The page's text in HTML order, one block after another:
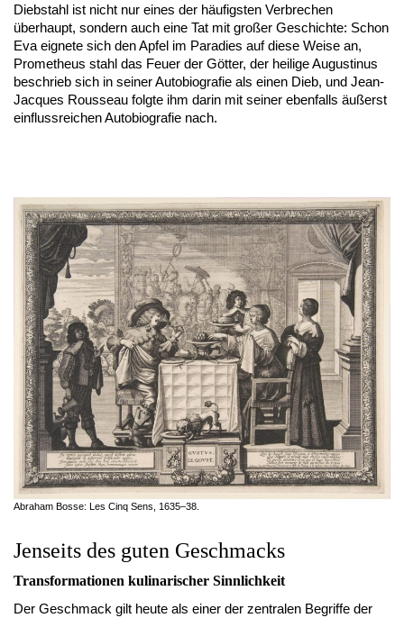
Diebstahl ist nicht nur eines der häufigsten Verbrechen
überhaupt, sondern auch eine Tat mit großer Geschichte: Schon
Eva eignete sich den Apfel im Paradies auf diese Weise an,
Prometheus stahl das Feuer der Götter, der heilige Augustinus
beschrieb sich in seiner Autobiografie als einen Dieb, und Jean-
Jacques Rousseau folgte ihm darin mit seiner ebenfalls äußerst
einflussreichen Autobiografie nach.
Abraham Bosse: Les Cinq Sens, 1635–38.
Jenseits des guten Geschmacks
Transformationen kulinarischer Sinnlichkeit
Der Geschmack gilt heute als einer der zentralen Begriffe der